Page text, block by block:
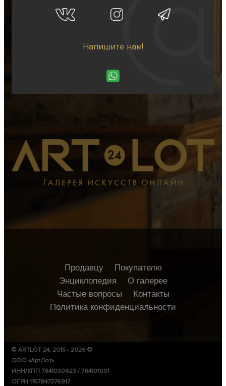
Напишите нам!
Продавцу
Покупателю
Энциклопедия
О галерее
Частые вопросы
Контакты
Политика конфиденциальности
© ARTLOT 24, 2015 - 2026 ©
ООО «АртЛот»
ИНН/КПП 7841030623 / 784101001
ОГРН 1157847376917